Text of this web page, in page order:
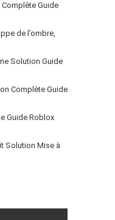
Guide
de l’ombre,
Solution Guide
Complète Guide
Guide Roblox
Solution Mise à